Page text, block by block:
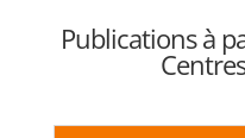
Publications à